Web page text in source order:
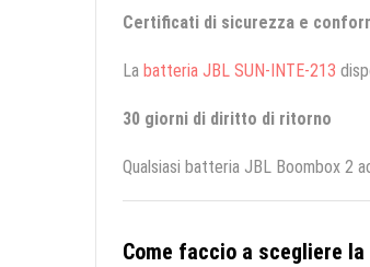
Certificati di sicurezza e
La batteria JBL SUN-INTE-213
30 giorni di diritto di ritorno
Qualsiasi batteria JBL Boombox 2
Come faccio a scegliere